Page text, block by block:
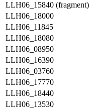
LLH06_15840 (fragment)
LLH06_18000
LLH06_11845
LLH06_18080
LLH06_08950
LLH06_16390
LLH06_03760
LLH06_17770
LLH06_18440
LLH06_13530